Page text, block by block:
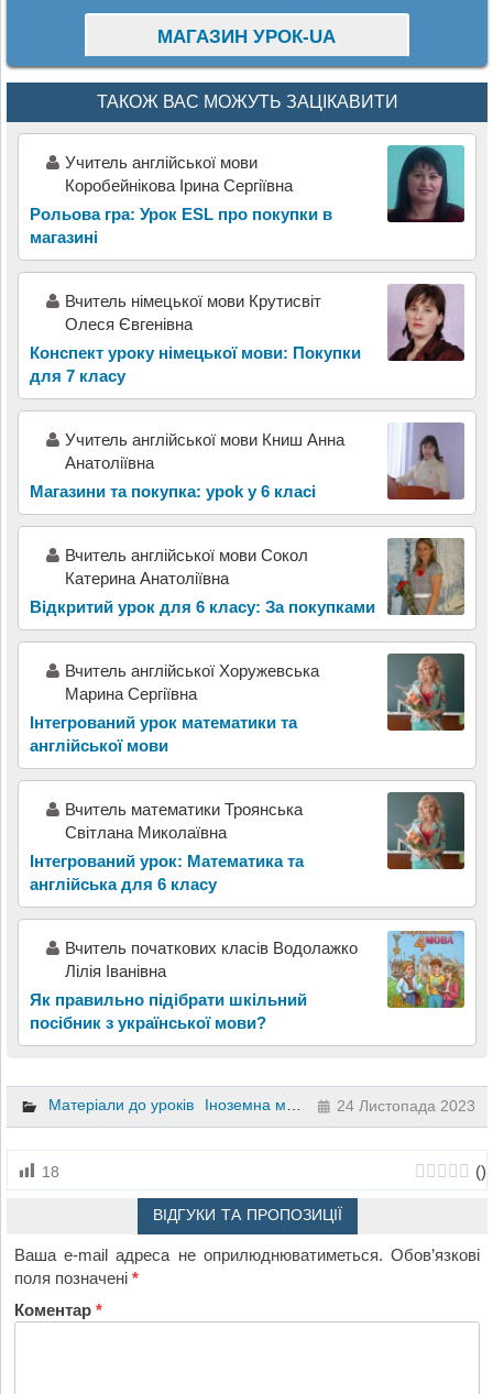
МАГАЗИН УРОК-UA
ТАКОЖ ВАС МОЖУТЬ ЗАЦІКАВИТИ
Учитель англійської мови
Коробейнікова Ірина Сергіївна
Рольова гра: Урок ESL про покупки в
магазині
Вчитель німецької мови Крутисвіт
Олеся Євгенівна
Конспект уроку німецької мови: Покупки
для 7 класу
Учитель англійської мови Книш Анна
Анатоліївна
Магазини та покупка: уроk у 6 класі
Вчитель англійської мови Сокол
Катерина Анатоліївна
Відкритий урок для 6 класу: За покупками
Вчитель англійської Хоружевська
Марина Сергіївна
Інтегрований урок математики та
англійської мови
Вчитель математики Троянська
Світлана Миколаївна
Інтегрований урок: Математика та
англійська для 6 класу
Вчитель початкових класів Водолажко
Лілія Іванівна
Як правильно підібрати шкільний
посібник з української мови?
Матеріали до уроків Іноземна мова 10 клас
24 Листопада 2023
18 ()
ВІДГУКИ ТА ПРОПОЗИЦІЇ
Ваша e-mail адреса не оприлюднюватиметься. Обов’язкові
поля позначені*
Коментар*